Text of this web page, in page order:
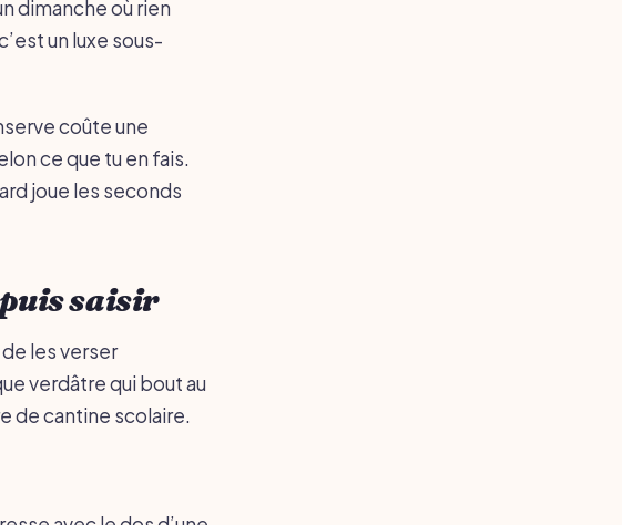
dimanche où rien
un luxe sous-
coûte une
ce que tu en fais.
joue les seconds
saisir
les verser
verdâtre qui bout au
de cantine scolaire.